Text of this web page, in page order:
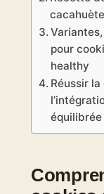
pour
healthy
Réussir
équilibrée